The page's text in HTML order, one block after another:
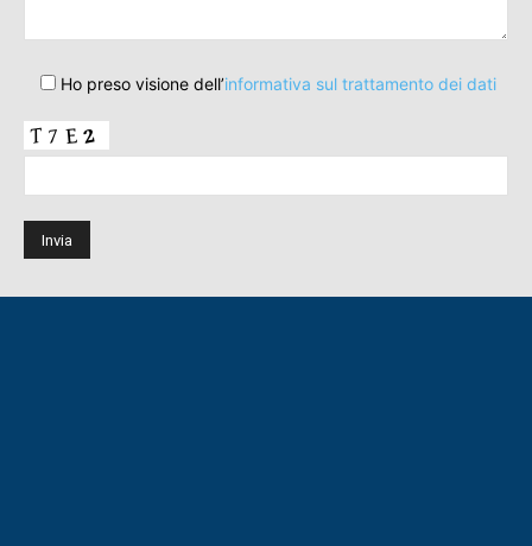
Ho preso visione dell’informativa sul trattamento dei dati